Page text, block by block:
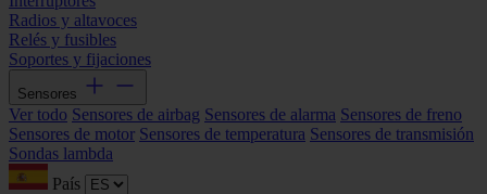
Radios y altavoces
Relés y fusibles
Soportes y fijaciones
Sensores
Ver todo Sensores de airbag Sensores de alarma Sensores de freno
Sensores de motor Sensores de temperatura Sensores de transmisión
Sondas lambda
País